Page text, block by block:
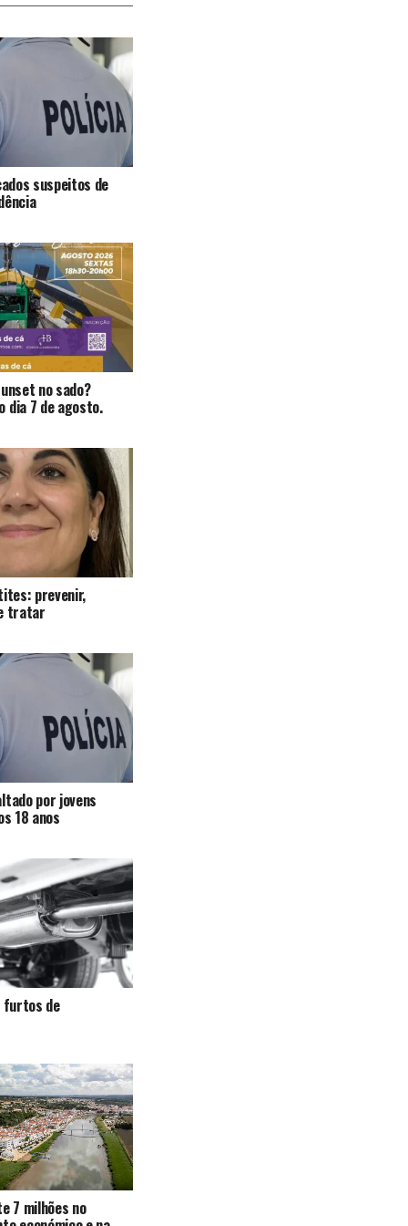
suspeitos de
no sado?
dia 7 de agosto.
prevenir,
tratar
por jovens
18 anos
furtos de
7 milhões no